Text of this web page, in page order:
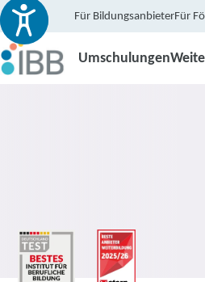
Für BildungsanbieterFür
Umschulungen